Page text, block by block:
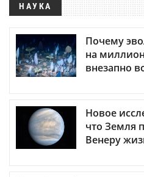
НАУКА
Почему
на
внезапно
Новое
что Земля
Венеру